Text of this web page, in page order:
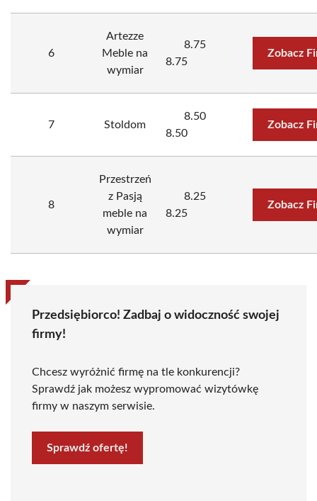
6
Artezze
Meble na
wymiar
8.75
8.75
Zobacz
7 Stoldom
8.50
8.50
Zobacz
8
Przestrzeń
z Pasją
meble na
wymiar
8.25
8.25
Zobacz
Przedsiębiorco! Zadbaj o widoczność swojej
firmy!
Chcesz wyróżnić firmę na tle konkurencji?
Sprawdź jak możesz wypromować wizytówkę
firmy w naszym serwisie.
Sprawdź ofertę!